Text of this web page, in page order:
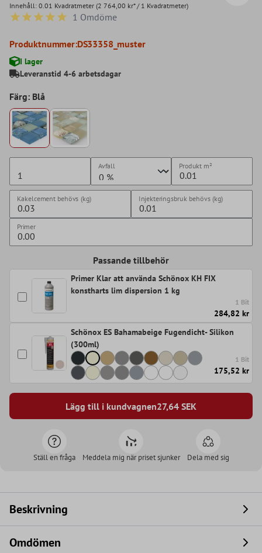
Innehåll: 0.01 Kvadratmeter (2 764,00 kr* / 1 Kvadratmeter)
Genomsnittligt betyg på 5 av 5 stjärnor
1 Omdöme
Produktnummer:DS33358_muster
I lager
Leveranstid 4-6 arbetsdagar
Färg: Blå
Avfall Produkt m²
Kakelcement behövs (kg) Injekteringsbruk behövs (kg)
Primer
Passande tillbehör
Primer Klar att använda Schönox KH FIX
konstharts lim dispersion 1 kg
1 Bit
284,82 kr
Schönox ES Bahamabeige Fugendicht- Silikon
(300ml)
1 Bit
175,52 kr
Lägg till i kundvagnen27,64 SEK
Ställ en fråga Meddela mig när priset sjunker Dela med sig
Beskrivning
Omdömen